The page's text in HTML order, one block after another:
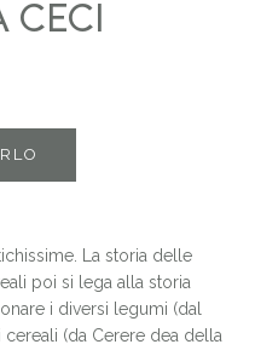
CECI
La storia delle
poi si lega alla storia
i diversi legumi (dal
cereali (da Cerere dea della